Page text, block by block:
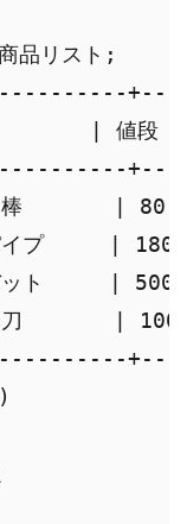
リスト;
名       | 値段
棒       |
プ     |
ト     |
|